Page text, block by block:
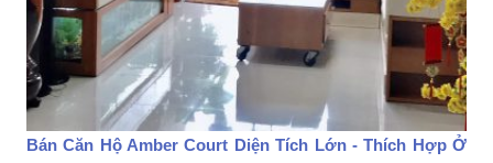
Bán Căn Hộ Amber Court Diện Tích Lớn - Thích Hợp Ở